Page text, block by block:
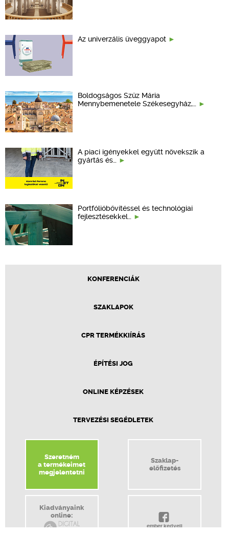
Az univerzális üveggyapot
Boldogságos Szűz Mária
Mennybemenetele Székesegyház,…
A piaci igényekkel együtt növekszik a
gyártás és…
Portfólióbővítéssel és technológiai
fejlesztésekkel…
KONFERENCIÁK
SZAKLAPOK
CPR TERMÉKKIÍRÁS
ÉPÍTÉSI JOG
ONLINE KÉPZÉSEK
TERVEZÉSI SEGÉDLETEK
Szeretném
a termékeimet
megjelentetni
Szaklap-
előfizetés
Kiadványaink
online:
ember kedveli